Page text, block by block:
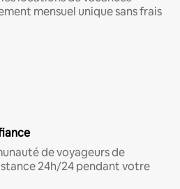
mensuel unique sans frais
de voyageurs de
24h/24 pendant votre